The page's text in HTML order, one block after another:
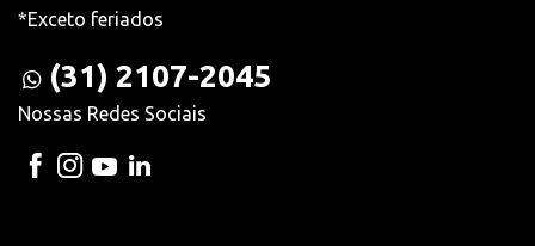
*Exceto feriados
(31) 2107-2045
Nossas Redes Sociais